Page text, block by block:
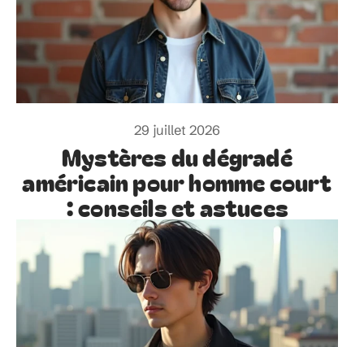
29 juillet 2026
Mystères du dégradé
américain pour homme court
: conseils et astuces